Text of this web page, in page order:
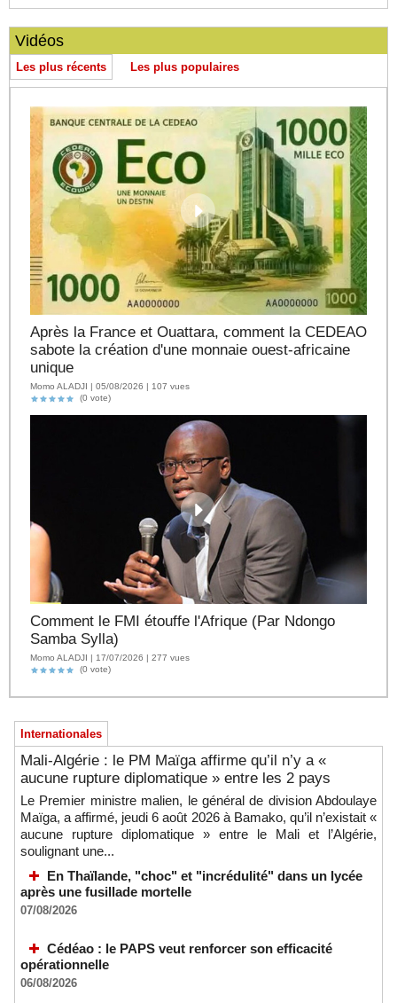
Vidéos
Les plus récents Les plus populaires
Après la France et Ouattara, comment la CEDEAO
sabote la création d'une monnaie ouest-africaine
unique
Momo ALADJI | 05/08/2026 | 107 vues
(0 vote)
Comment le FMI étouffe l'Afrique (Par Ndongo
Samba Sylla)
Momo ALADJI | 17/07/2026 | 277 vues
(0 vote)
Internationales
Mali-Algérie : le PM Maïga affirme qu’il n’y a «
aucune rupture diplomatique » entre les 2 pays
Le Premier ministre malien, le général de division Abdoulaye
Maïga, a affirmé, jeudi 6 août 2026 à Bamako, qu’il n’existait «
aucune rupture diplomatique » entre le Mali et l’Algérie,
soulignant une...
En Thaïlande, "choc" et "incrédulité" dans un lycée
après une fusillade mortelle
07/08/2026
Cédéao : le PAPS veut renforcer son efficacité
opérationnelle
06/08/2026